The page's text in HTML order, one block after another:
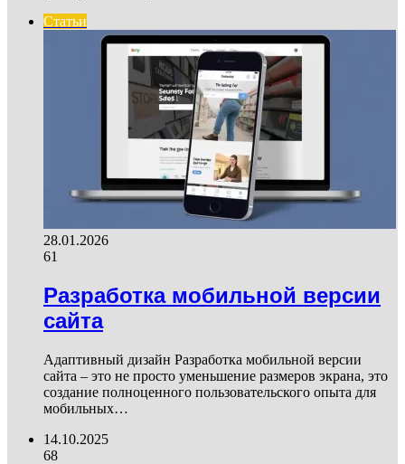
Статьи
28.01.2026
61
Разработка мобильной версии
сайта
Адаптивный дизайн Разработка мобильной версии
сайта – это не просто уменьшение размеров экрана, это
создание полноценного пользовательского опыта для
мобильных…
14.10.2025
68